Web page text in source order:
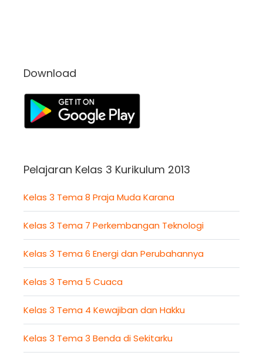
Download
Pelajaran Kelas 3 Kurikulum 2013
Kelas 3 Tema 8 Praja Muda Karana
Kelas 3 Tema 7 Perkembangan Teknologi
Kelas 3 Tema 6 Energi dan Perubahannya
Kelas 3 Tema 5 Cuaca
Kelas 3 Tema 4 Kewajiban dan Hakku
Kelas 3 Tema 3 Benda di Sekitarku